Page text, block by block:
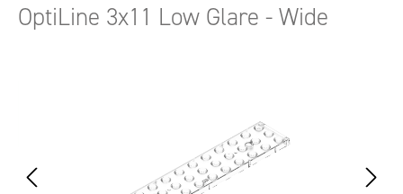
OptiLine 3x11 Low Glare - Wide